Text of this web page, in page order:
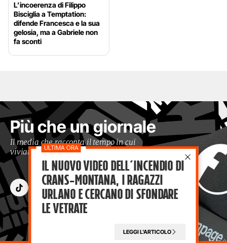
L’incoerenza di Filippo
Bisciglia a Temptation:
difende Francesca e la sua
gelosia, ma a Gabriele non
fa sconti
Più che un giornale
Il media che racconta il tempo in cui
viviamo con occhi moderni
Il nuovo video dell’incendio di
Crans-Montana, i ragazzi
Urlano e cercano di sfondare
le vetrate
LEGGI L'ARTICOLO